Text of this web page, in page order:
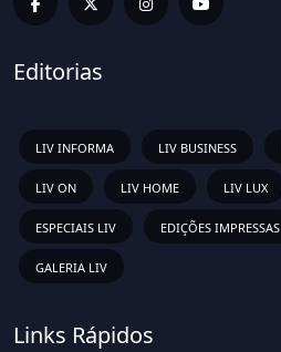
Editorias
LIV INFORMA LIV BUSINESS
LIV ON LIV HOME LIV LUX
ESPECIAIS LIV EDIÇÕES IMPRESSAS
GALERIA LIV
Links Rápidos